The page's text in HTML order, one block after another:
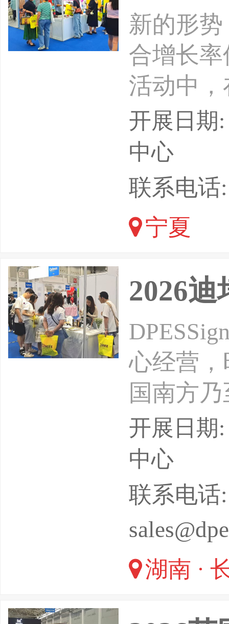
新的形
合增长
活动中
振内需
了至关
各种新
台用来
垒，跨
会时间：
开展日期
中心
联系电话
宁夏
2026
心经营，
国南方
标。
组织，
周边市
公图文
预计展览
预计将吸
开展日期
中心
联系电话
湖南 ·